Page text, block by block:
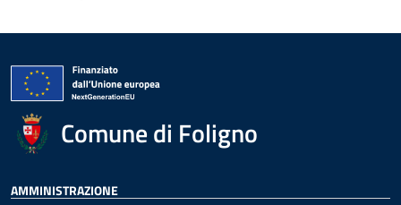
Comune di Foligno
AMMINISTRAZIONE